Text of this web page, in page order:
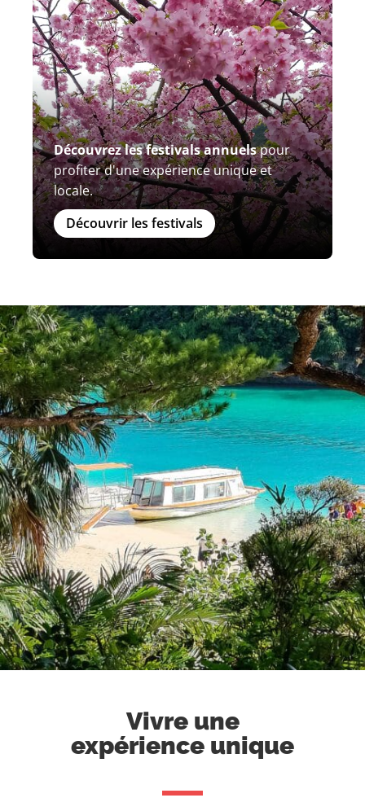
Découvrez les festivals annuelspour
profiter d'une expérience unique et
locale.
Découvrir les festivals
Vivre une
expérience unique